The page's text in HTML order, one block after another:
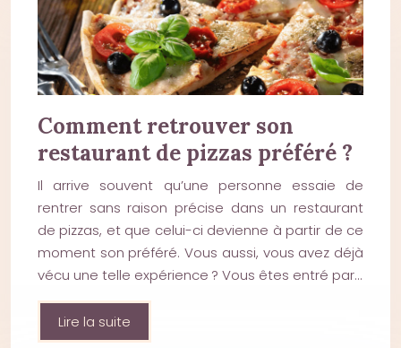
Comment retrouver son
restaurant de pizzas préféré ?
Il arrive souvent qu’une personne essaie de
rentrer sans raison précise dans un restaurant
de pizzas, et que celui-ci devienne à partir de ce
moment son préféré. Vous aussi, vous avez déjà
vécu une telle expérience ? Vous êtes entré par…
Lire la suite